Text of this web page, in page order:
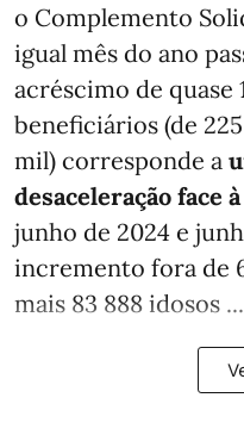
o Complemento
igual mês do ano
acréscimo de quase
beneficiários (de
mil) corresponde a
desaceleração face
junho de 2024 e
incremento fora de
mais 83 888 idosos ...